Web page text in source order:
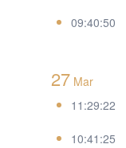
09:40:50
27 Mar
11:29:22
10:41:25